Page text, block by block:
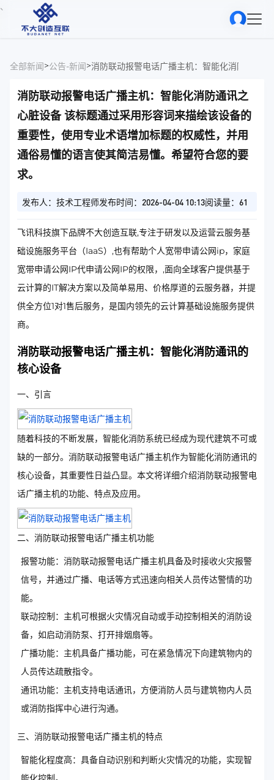
、
全部新闻>公告-新闻>
消防联动报警电话广播主机：智能化消防通讯之
心脏设备 该标题通过采用形容词来描绘该设备的
重要性，使用专业术语增加标题的权威性，并用
通俗易懂的语言使其简洁易懂。希望符合您的要
求。
发布人：技术工程师发布时间：2026-04-04 10:13阅读量：61
飞讯科技旗下品牌不大创造互联,专注于研发以及运营云服务基
础设施服务平台（IaaS）,也有帮助个人宽带申请公网ip，家庭
宽带申请公网IP代申请公网IP的权限，,面向全球客户提供基于
云计算的IT解决方案以及简单易用、价格厚道的云服务器，并提
供全方位1对1售后服务，是国内领先的云计算基础设施服务提供
商。
消防联动报警电话广播主机：智能化消防通讯的
核心设备
一、引言
随着科技的不断发展，智能化消防系统已经成为现代建筑不可或
缺的一部分。消防联动报警电话广播主机作为智能化消防通讯的
核心设备，其重要性日益凸显。本文将详细介绍消防联动报警电
话广播主机的功能、特点及应用。
二、消防联动报警电话广播主机功能
报警功能：消防联动报警电话广播主机具备及时接收火灾报警
信号，并通过广播、电话等方式迅速向相关人员传达警情的功
能。
联动控制：主机可根据火灾情况自动或手动控制相关的消防设
备，如启动消防泵、打开排烟扇等。
广播功能：主机具备广播功能，可在紧急情况下向建筑物内的
人员传达疏散指令。
通讯功能：主机支持电话通讯，方便消防人员与建筑物内人员
或消防指挥中心进行沟通。
三、消防联动报警电话广播主机的特点
智能化程度高：具备自动识别和判断火灾情况的功能，实现智